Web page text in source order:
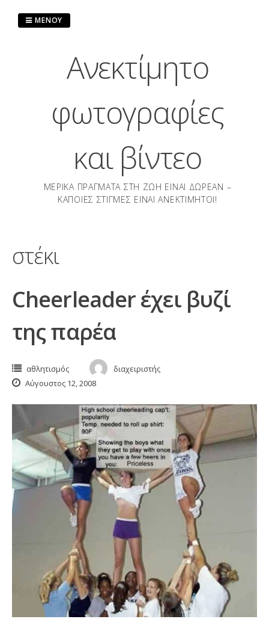
Ανεκτίμητο
φωτογραφίες
και βίντεο
ΜΕΡΙΚΆ ΠΡΆΓΜΑΤΑ ΣΤΗ ΖΩΉ ΕΊΝΑΙ ΔΩΡΕΆΝ –
ΚΆΠΟΙΕΣ ΣΤΙΓΜΈΣ ΕΊΝΑΙ ΑΝΕΚΤΊΜΗΤΟΙ!
ΜΕΝΟΎ
στέκι
Cheerleader έχει βυζί
της παρέα
αθλητισμός
διαχειριστής
Αύγουστος 12, 2008